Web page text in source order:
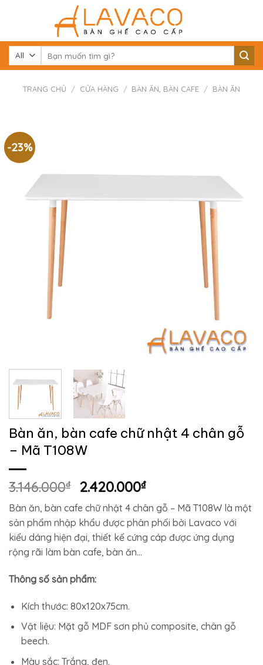
kiếm:
TRANG CHỦ / CỬA HÀNG / BÀN ĂN, BÀN CAFE / BÀN ĂN
-23%
Bàn ăn, bàn cafe chữ nhật 4 chân gỗ
– Mã T108W
3.146.000₫
Giá
gốc
là:
3.146.000₫.
2.420.000₫Giá
hiện
tại
là:
2.420.000₫.
Bàn ăn, bàn cafe chữ nhật 4 chân gỗ – Mã T108W là một
sản phẩm nhập khẩu được phân phối bởi Lavaco với
kiểu dáng hiện đại, thiết kế cứng cáp được ứng dụng
rộng rãi làm bàn cafe, bàn ăn…
Thông số sản phẩm:
Kích thước: 80x120x75cm.
Vật liệu: Mặt gỗ MDF sơn phủ composite, chân gỗ
beech.
Màu sắc: Trắng, đen.